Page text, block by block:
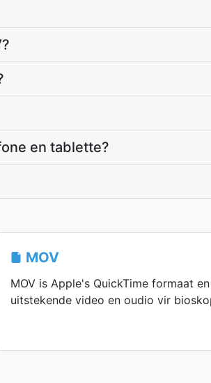
en tablette?
MOV
MOV is Apple's QuickTime formaat
uitstekende video en oudio vir